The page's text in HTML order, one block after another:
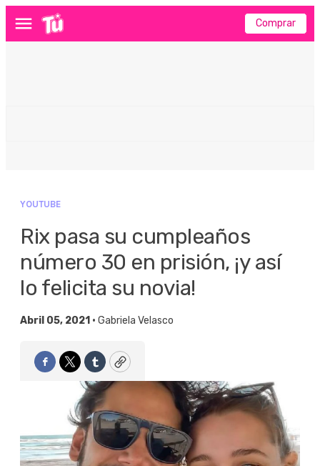
Menú Comprar
YOUTUBE
Rix pasa su cumpleaños
número 30 en prisión, ¡y así
lo felicita su novia!
Abril 05, 2021 • Gabriela Velasco
Facebook
TwitterTumblrCopy